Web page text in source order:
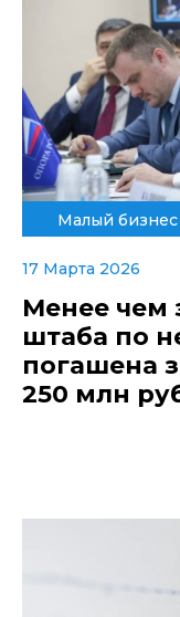
Малый бизнес
17 Марта 2026
Менее чем
штаба по
погашена
250 млн